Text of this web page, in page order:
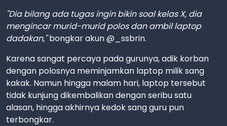
"Dia bilang ada tugas ingin bikin soal kelas X, dia
mengincar murid-murid polos dan ambil laptop
dadakan,"bongkar akun @_ssbrin.
Karena sangat percaya pada gurunya, adik korban
dengan polosnya meminjamkan laptop milik sang
kakak. Namun hingga malam hari, laptop tersebut
tidak kunjung dikembalikan dengan seribu satu
alasan, hingga akhirnya kedok sang guru pun
terbongkar.